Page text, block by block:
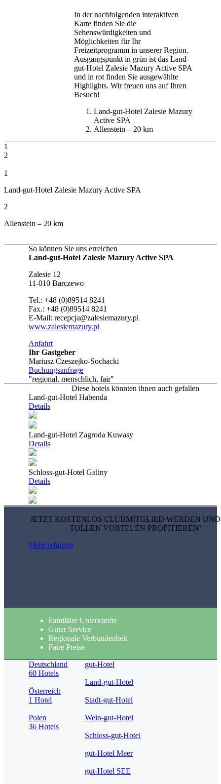
In der nachfolgenden interaktiven
Karte finden Sie die
Sehenswürdigkeiten und
Möglichkeiten für Ihr
Freizeitprogramm in unserer Region.
Ausgangspunkt in grün ist das Land-
gut-Hotel Zalesie Mazury Active SPA
und in rot finden Sie ausgewählte
Highlights. Wir freuen uns auf Ihren
Besuch!
Land-gut-Hotel Zalesie Mazury
Active SPA
Allenstein – 20 km
1
2
1
Land-gut-Hotel Zalesie Mazury Active SPA
2
Allenstein – 20 km
So können Sie uns erreichen
Land-gut-Hotel Zalesie Mazury Active SPA
Zalesie 12
11-010 Barczewo
Tel.: +48 (0)89514 8241
Fax.: +48 (0)89514 8241
E-Mail: recepcja@zalesiemazury.pl
www.zalesiemazury.pl
Anfahrt
Ihr Gastgeber
Mariusz Czeszejko-Sochacki
Buchungsanfrage
"regional, menschlich, fair"
Diese hotels könnten ihnen auch gefallen
Land-gut-Hotel Habenda
Details
Land-gut-Hotel Zagroda Kuwasy
Details
Schloss-gut-Hotel Galiny
Details
JETZT KOSTENLOS CLUBMITGLIED WERDEN
TOLLEN VORTELEN PROFITIEREN!
Mehr erfahren
Familiäre Unterkünfte
Guter Service
Regionale Verbundenheit
Faire Preise
Deutschland
60 Hotels
Österreich
1 Hotel
Polen
36 Hotels
gut-Hotel
Land-gut-Hotel
Stadt-gut-Hotel
Wein-gut-Hotel
Schloss-gut-Hotel
gut-Hotel Meer
gut-Hotel SEE